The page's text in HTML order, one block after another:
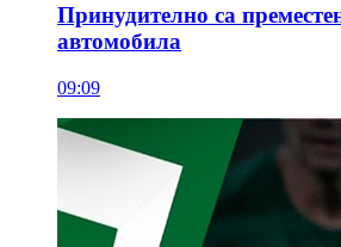
Принудително са
автомобилa
09:09